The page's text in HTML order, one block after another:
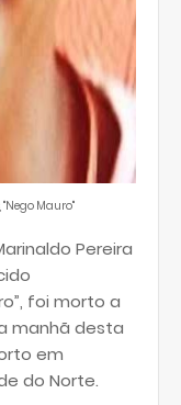
Nego Mauro"
Pereira
foi morto a
manhã desta
em
do Norte.